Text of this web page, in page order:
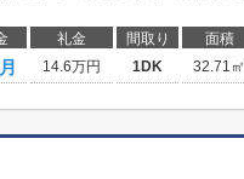
礼金 間取り 面積
14.6万円 1DK 32.71㎡